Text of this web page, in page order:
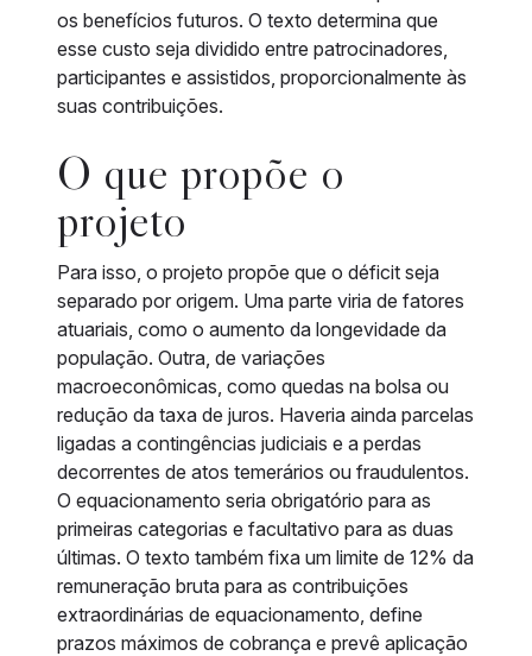
os benefícios futuros. O texto determina que
esse custo seja dividido entre patrocinadores,
participantes e assistidos, proporcionalmente às
suas contribuições.
O que propõe o
projeto
Para isso, o projeto propõe que o déficit seja
separado por origem. Uma parte viria de fatores
atuariais, como o aumento da longevidade da
população. Outra, de variações
macroeconômicas, como quedas na bolsa ou
redução da taxa de juros. Haveria ainda parcelas
ligadas a contingências judiciais e a perdas
decorrentes de atos temerários ou fraudulentos.
O equacionamento seria obrigatório para as
primeiras categorias e facultativo para as duas
últimas. O texto também fixa um limite de 12% da
remuneração bruta para as contribuições
extraordinárias de equacionamento, define
prazos máximos de cobrança e prevê aplicação